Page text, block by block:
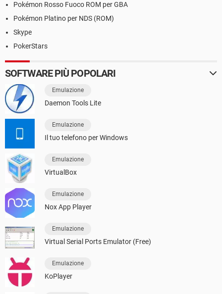
Pokémon Rosso Fuoco ROM per GBA
Pokémon Platino per NDS (ROM)
Skype
PokerStars
SOFTWARE PIÙ POPOLARI
Emulazione
Daemon Tools Lite
Emulazione
Il tuo telefono per Windows
Emulazione
VirtualBox
Emulazione
Nox App Player
Emulazione
Virtual Serial Ports Emulator (Free)
Emulazione
KoPlayer